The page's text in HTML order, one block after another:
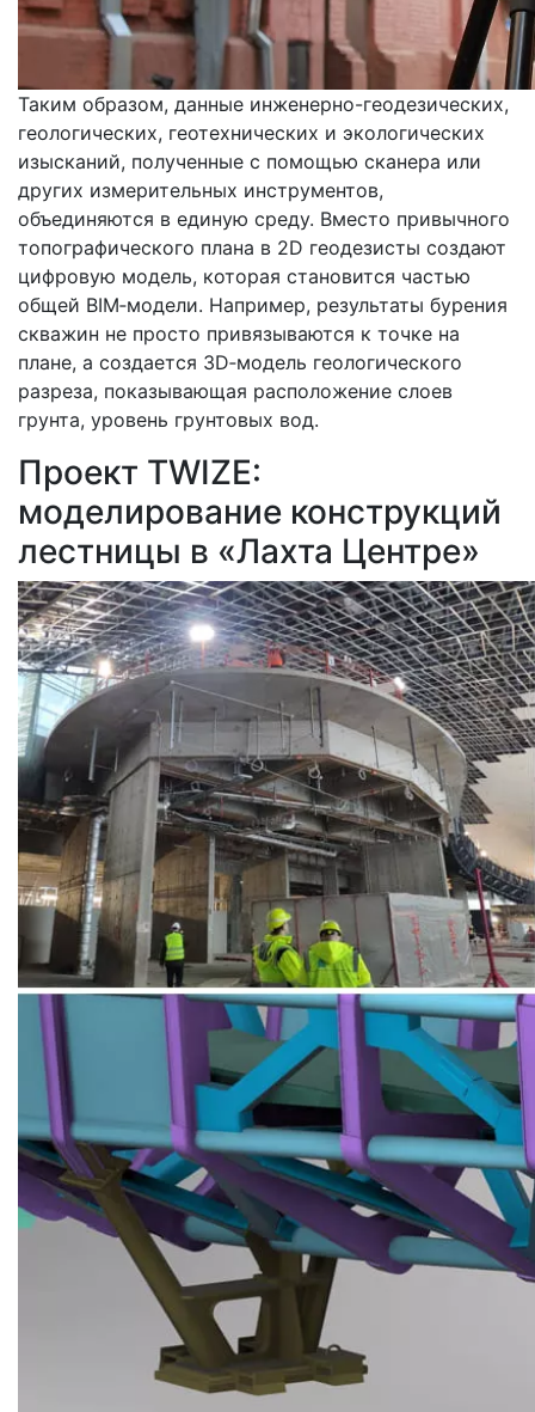
Таким образом, данные инженерно-геодезических,
геологических, геотехнических и экологических
изысканий, полученные с помощью сканера или
других измерительных инструментов,
объединяются в единую среду. Вместо привычного
топографического плана в 2D геодезисты создают
цифровую модель, которая становится частью
общей BIM‑модели. Например, результаты бурения
скважин не просто привязываются к точке на
плане, а создается 3D‑модель геологического
разреза, показывающая расположение слоев
грунта, уровень грунтовых вод.
Проект TWIZE:
моделирование конструкций
лестницы в «Лахта Центре»